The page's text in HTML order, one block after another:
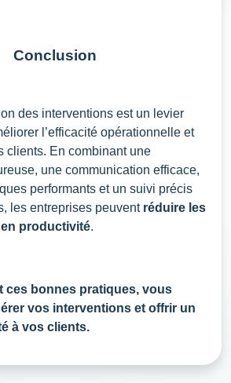
Conclusion
des interventions est un levier
l’efficacité opérationnelle et
clients. En combinant une
une communication efficace,
performants et un suivi précis
les entreprises peuvent réduire les
productivité.
ces bonnes pratiques, vous
vos interventions et offrir un
à vos clients.